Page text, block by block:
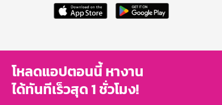
โหลดแอปตอนนี้ หางาน
ได้ทันทีเร็วสุด 1 ชั่วโมง!